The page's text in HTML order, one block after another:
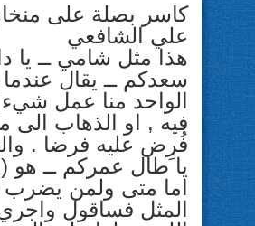
كاسر بصلة على
علي الشافعي
هذا مثل شامي ــ يا
سعدكم ــ يقال
الواحد منا عمل
فيه , او الذهاب الى
فُرِض عليه فرضا .
يا طال عمركم ــ هو
اما متى ولمن يضرب
المثل فساقول